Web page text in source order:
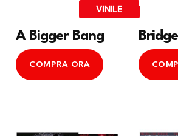
VINILE
A Bigger Bang
COMPRA ORA